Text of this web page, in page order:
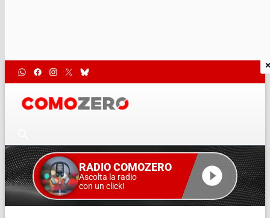
RADIO COMOZERO
Ascolta la radio
con un click!